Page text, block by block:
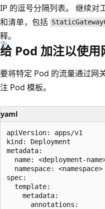
IP 的逗号分隔列表。 继续对
和清单，包括
释。
给 Pod 加注以使用
要将特定 Pod 的流量通过网
注 Pod 模板。
yaml
apiVersion: apps/v1
kind: Deployment
metadata:
name: <deployment-
  namespace: <namespace>
spec:
  template:
    metadata:
      annotations: